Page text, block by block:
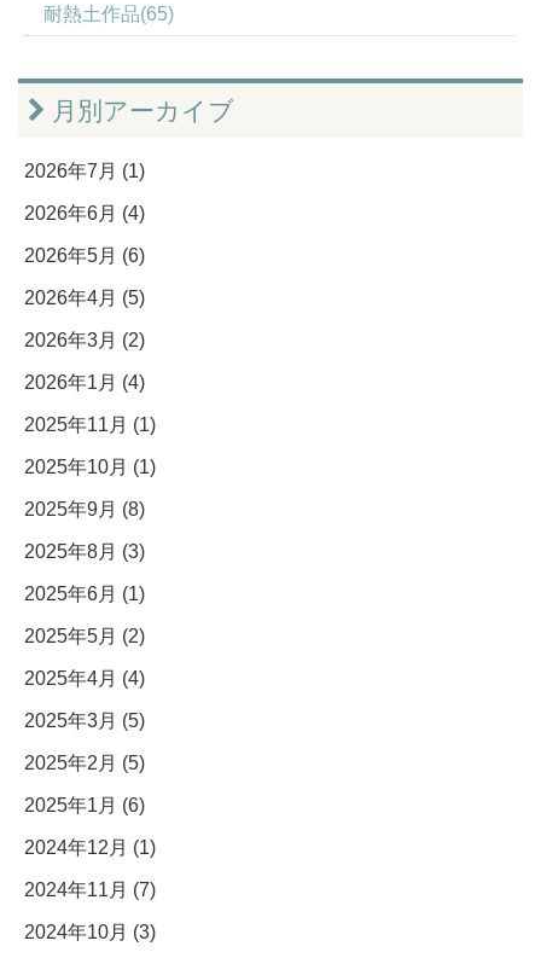
耐熱土作品(65)
月別アーカイブ
2026年7月 (1)
2026年6月 (4)
2026年5月 (6)
2026年4月 (5)
2026年3月 (2)
2026年1月 (4)
2025年11月 (1)
2025年10月 (1)
2025年9月 (8)
2025年8月 (3)
2025年6月 (1)
2025年5月 (2)
2025年4月 (4)
2025年3月 (5)
2025年2月 (5)
2025年1月 (6)
2024年12月 (1)
2024年11月 (7)
2024年10月 (3)